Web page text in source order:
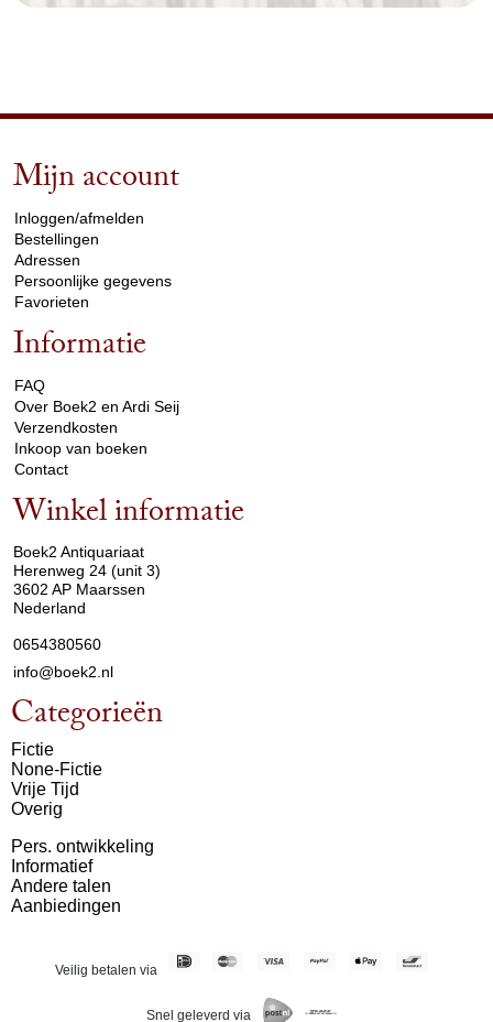
Mijn account
Inloggen/afmelden
Bestellingen
Adressen
Persoonlijke gegevens
Favorieten
Informatie
FAQ
Over Boek2 en Ardi Seij
Verzendkosten
Inkoop van boeken
Contact
Winkel informatie
Boek2 Antiquariaat
Herenweg 24 (unit 3)
3602 AP Maarssen
Nederland
0654380560
info@boek2.nl
Categorieën
Fictie
None-Fictie
Vrije Tijd
Overig
Pers. ontwikkeling
Informatief
Andere talen
Aanbiedingen
Veilig betalen via
Snel geleverd via